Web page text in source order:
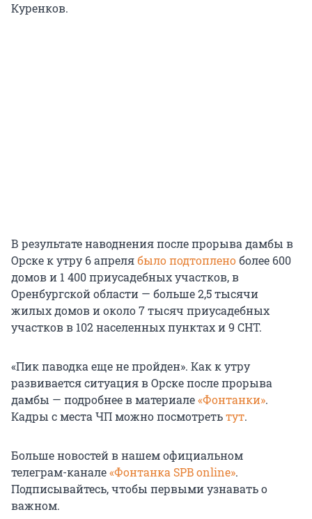
Куренков.
В результате наводнения после прорыва дамбы в
Орске к утру 6 апрелябыло подтопленоболее 600
домов и 1 400 приусадебных участков, в
Оренбургской области — больше 2,5 тысячи
жилых домов и около 7 тысяч приусадебных
участков в 102 населенных пунктах и 9 СНТ.
«Пик паводка еще не пройден». Как к утру
развивается ситуация в Орске после прорыва
дамбы — подробнее в материале«Фонтанки».
Кадры с места ЧП можно посмотретьтут.
Больше новостей в нашем официальном
телеграм-канале«Фонтанка SPB online».
Подписывайтесь, чтобы первыми узнавать о
важном.